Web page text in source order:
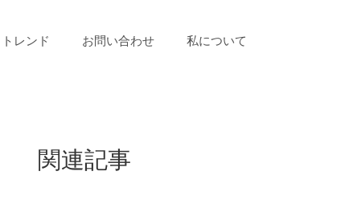
トレンド お問い合わせ 私について
関連記事